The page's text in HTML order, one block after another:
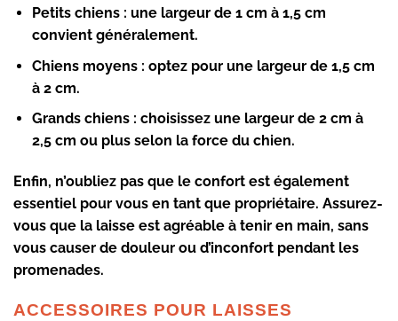
Petits chiens : une largeur de 1 cm à 1,5 cm
convient généralement.
Chiens moyens : optez pour une largeur de 1,5 cm
à 2 cm.
Grands chiens : choisissez une largeur de 2 cm à
2,5 cm ou plus selon la force du chien.
Enfin, n’oubliez pas que le confort est également
essentiel pour vous en tant que propriétaire. Assurez-
vous que la laisse est agréable à tenir en main, sans
vous causer de douleur ou d’inconfort pendant les
promenades.
ACCESSOIRES POUR LAISSES